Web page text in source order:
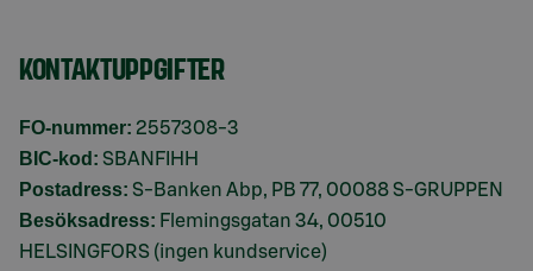
KONTAKTUPPGIFTER
FO-nummer: 2557308-3
BIC-kod: SBANFIHH
Postadress: S-Banken Abp, PB 77, 00088 S-GRUPPEN
Besöksadress: Flemingsgatan 34, 00510
HELSINGFORS (ingen kundservice)